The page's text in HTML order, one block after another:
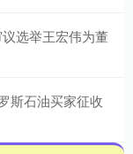
选举王宏伟为董
斯石油买家征收